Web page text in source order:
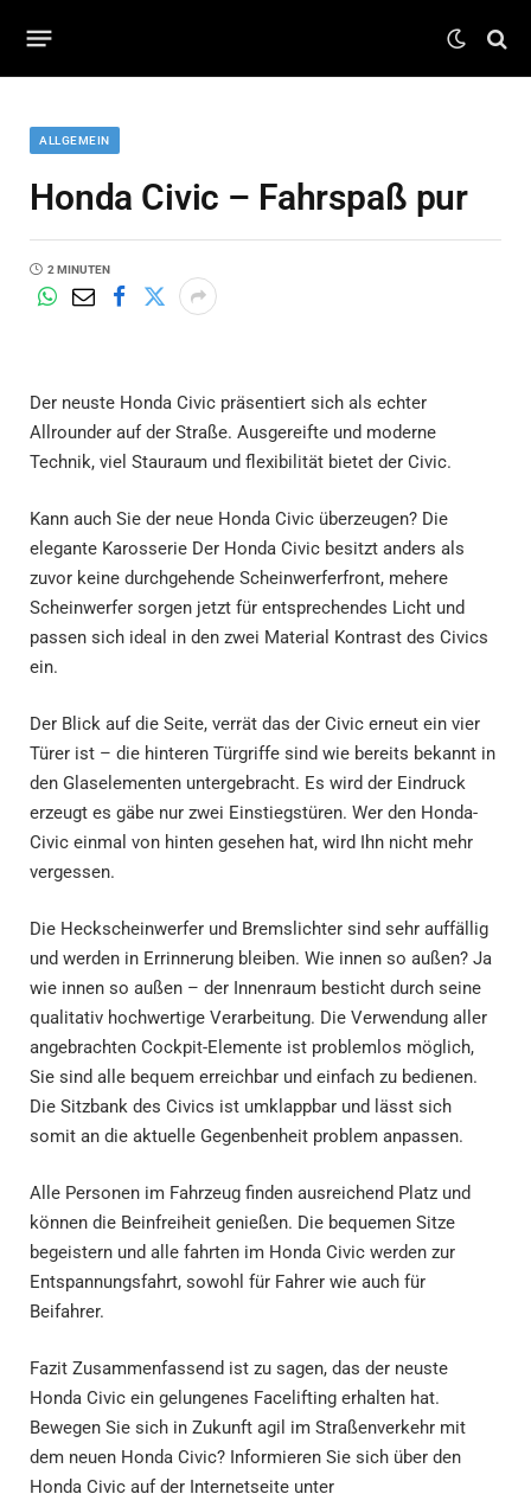
ALLGEMEIN
Honda Civic – Fahrspaß pur
2 MINUTEN
Der neuste Honda Civic präsentiert sich als echter
Allrounder auf der Straße. Ausgereifte und moderne
Technik, viel Stauraum und flexibilität bietet der Civic.
Kann auch Sie der neue Honda Civic überzeugen? Die
elegante Karosserie Der Honda Civic besitzt anders als
zuvor keine durchgehende Scheinwerferfront, mehere
Scheinwerfer sorgen jetzt für entsprechendes Licht und
passen sich ideal in den zwei Material Kontrast des Civics
ein.
Der Blick auf die Seite, verrät das der Civic erneut ein vier
Türer ist – die hinteren Türgriffe sind wie bereits bekannt in
den Glaselementen untergebracht. Es wird der Eindruck
erzeugt es gäbe nur zwei Einstiegstüren. Wer den Honda-
Civic einmal von hinten gesehen hat, wird Ihn nicht mehr
vergessen.
Die Heckscheinwerfer und Bremslichter sind sehr auffällig
und werden in Errinnerung bleiben. Wie innen so außen? Ja
wie innen so außen – der Innenraum besticht durch seine
qualitativ hochwertige Verarbeitung. Die Verwendung aller
angebrachten Cockpit-Elemente ist problemlos möglich,
Sie sind alle bequem erreichbar und einfach zu bedienen.
Die Sitzbank des Civics ist umklappbar und lässt sich
somit an die aktuelle Gegenbenheit problem anpassen.
Alle Personen im Fahrzeug finden ausreichend Platz und
können die Beinfreiheit genießen. Die bequemen Sitze
begeistern und alle fahrten im Honda Civic werden zur
Entspannungsfahrt, sowohl für Fahrer wie auch für
Beifahrer.
Fazit Zusammenfassend ist zu sagen, das der neuste
Honda Civic ein gelungenes Facelifting erhalten hat.
Bewegen Sie sich in Zukunft agil im Straßenverkehr mit
dem neuen Honda Civic? Informieren Sie sich über den
Honda Civic auf der Internetseite unter